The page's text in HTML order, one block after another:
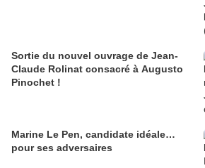
Sortie du nouvel ouvrage de Jean-
Claude Rolinat consacré à Augusto
Pinochet !
Marine Le Pen, candidate idéale…
pour ses adversaires